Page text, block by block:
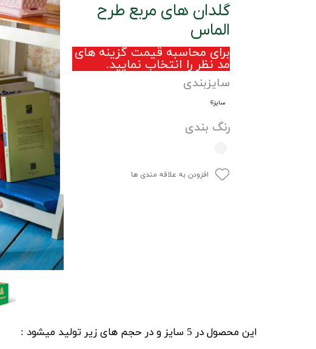
گلدان های مربع طرح
الماس
برای محاسبه قیمت گزینه های
مد نظر را انتخاب نمایید.
سایزبندی
سایز6
رنگ بندی
افزودن به علاقه مندی ها
این محصول در 5 سایز و در حجم های زیر تولید میشود :